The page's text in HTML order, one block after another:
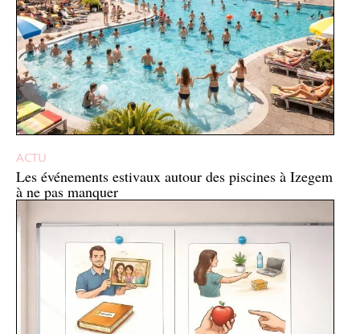
ACTU
Les événements estivaux autour des piscines à Izegem
à ne pas manquer